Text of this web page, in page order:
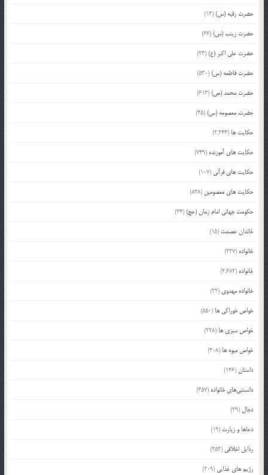
حضرت رقیه (س)(13)
حضرت زینب (س)(66)
حضرت علی اکبر (ع)(23)
حضرت فاطمه (س)(530)
حضرت محمد (ص)(613)
حضرت معصومه (س)(45)
حکایت ها (2,244)
حکایت های آموزنده (749)
حکایت های قرآنی (107)
حکایت های معصومین (838)
حکومت جهانی امام زمان (عج)(24)
خاندان عصمت (15)
خانواده (227)
خانواده (2,682)
خانواده مهدوی (22)
خواص خوراکی ها (550)
خواص سبزی ها (228)
خواص میوه ها (308)
داستان(146)
دانستنی‌های خانواده (357)
دجال (29)
دعاها و زیارت (19)
رذایل اخلاقی (252)
رژیم های غذایی (209)